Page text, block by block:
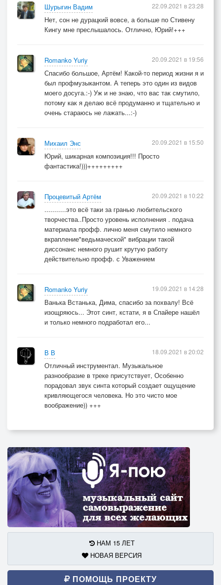
Шурыгин Вадим
Нет, сон не дурацкий вовсе, а больше по Стивену
Кингу мне преслышалось. Отлично, Юрий!+++
22.09.2021 в 23:28
Romanko Yuriy
Спасибо большое, Артём! Какой-то период жизни я и
был профмузыкантом. А теперь это один из видов
моего досуга.:-) Уж и не знаю, что вас так смутило,
потому как я делаю всё продуманно и тщательно и
очень стараюсь не лажать...:-)
20.09.2021 в 19:56
Михаил Энс
Юрий, шикарная композиция!!! Просто
фантастика!)))+++++++++
20.09.2021 в 15:50
Процевитый Артём
...........это всё таки за гранью любительского
творчества..Просто уровень исполнения . подача
материала профф. лично меня смутило немного
вкрапление"ведьмаческой" вибрации такой
диссонанс немного рушит крутую работу
действительно профф. с Уважением
20.09.2021 в 10:22
Romanko Yuriy
Ванька Встанька, Дима, спасибо за похвалу! Всё
изощряюсь... Этот синт, кстати, я в Спайере нашёл
и только немного подработал его...
19.09.2021 в 14:28
В В
Отличный инструментал. Музыкальное
разнообразие в треке присутствует, Особенно
порадовал звук синта который создает ощущение
кривляющегося человека. Но это чисто мое
воображение)) +++
18.09.2021 в 20:02
НАМ 15 ЛЕТ
НОВАЯ ВЕРСИЯ
ПОМОЩЬ ПРОЕКТУ